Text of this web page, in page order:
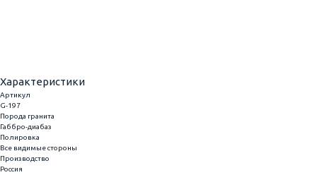
Характеристики
Артикул
G-197
Порода гранита
Габбро-диабаз
Полировка
Все видимые стороны
Производство
Россия